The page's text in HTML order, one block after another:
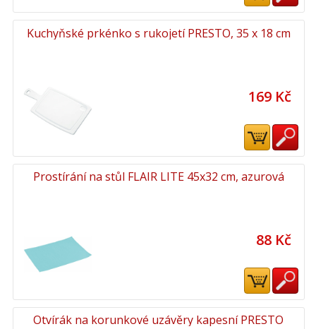
Kuchyňské prkénko s rukojetí PRESTO, 35 x 18 cm
169 Kč
Prostírání na stůl FLAIR LITE 45x32 cm, azurová
88 Kč
Otvírák na korunkové uzávěry kapesní PRESTO